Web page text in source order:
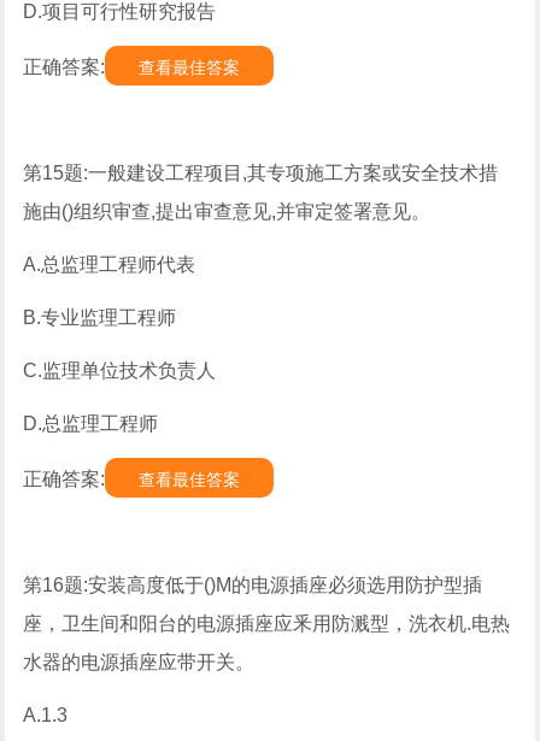
D.项目可行性研究报告
正确答案: 查看最佳答案
第15题:一般建设工程项目,其专项施工方案或安全技术措
施由()组织审查,提出审查意见,并审定签署意见。
A.总监理工程师代表
B.专业监理工程师
C.监理单位技术负责人
D.总监理工程师
正确答案: 查看最佳答案
第16题:安装高度低于()M的电源插座必须选用防护型插
座，卫生间和阳台的电源插座应釆用防溅型，洗衣机.电热
水器的电源插座应带开关。
A.1.3